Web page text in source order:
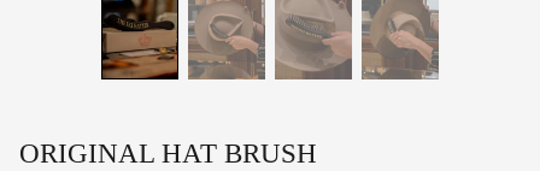
ORIGINAL HAT BRUSH